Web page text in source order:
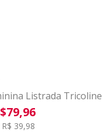
Listrada Tricoline
79,96
39,98